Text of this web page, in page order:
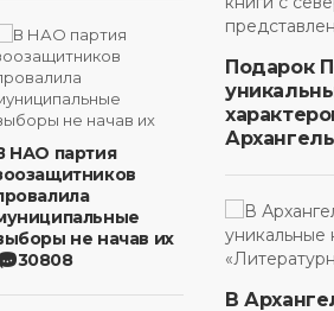
НАО партия
не начав их
30808
Подарок
В